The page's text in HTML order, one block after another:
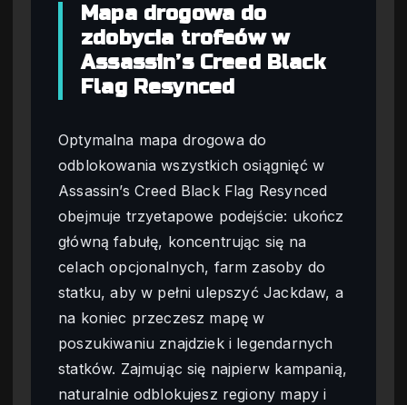
Mapa drogowa do
zdobycia trofeów w
Assassin’s Creed Black
Flag Resynced
Optymalna mapa drogowa do
odblokowania wszystkich osiągnięć w
Assassin’s Creed Black Flag Resynced
obejmuje trzyetapowe podejście: ukończ
główną fabułę, koncentrując się na
celach opcjonalnych, farm zasoby do
statku, aby w pełni ulepszyć Jackdaw, a
na koniec przeczesz mapę w
poszukiwaniu znajdziek i legendarnych
statków. Zajmując się najpierw kampanią,
naturalnie odblokujesz regiony mapy i